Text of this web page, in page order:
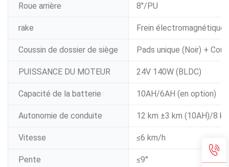
Roue arrière 8"/PU
rake Frein électromagnétique
Coussin de dossier de siège Pads unique (Noir) +
PUISSANCE DU MOTEUR 24V 140W (BLDC)
Capacité de la batterie 10AH/6AH (en option)
Autonomie de conduite 12 km ±3 km (10AH)/8
Vitesse ≤6 km/h
Pente ≤9°